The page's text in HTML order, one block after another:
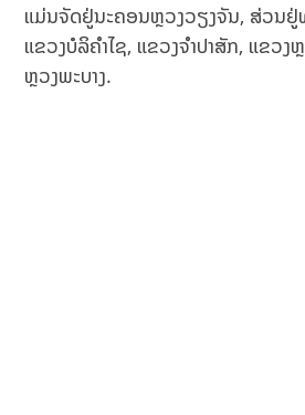
ແມ່ນຈັດຢູ່ນະຄອນຫຼວງວຽງຈັນ, ສ່ວນ
ແຂວງບໍລິຄໍາໄຊ, ແຂວງຈໍາປາສັກ, ແຂວງ
ຫຼວງພະບາງ.